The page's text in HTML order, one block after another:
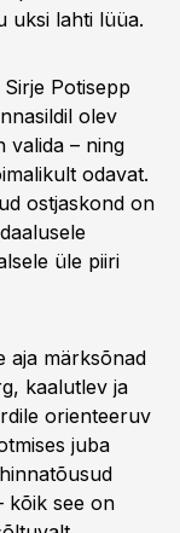
uksi lahti lüüa.
Potisepp
olev
valida – ning
odavat.
ostjaskond on
üle piiri
aja märksõnad
kaalutlev ja
orienteeruv
juba
kõik see on